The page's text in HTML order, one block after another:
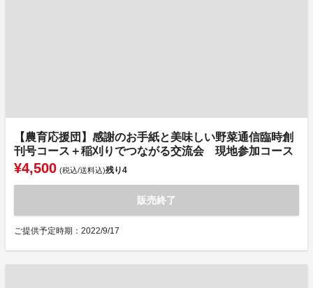
【農育応援団】感謝のお手紙と美味しい野菜通信臨時創
刊号コース＋稲刈りでつながる交流会 現地参加コース
¥4,500 (税込/送料込)残り4
販売終了
ご提供予定時期：2022/9/17